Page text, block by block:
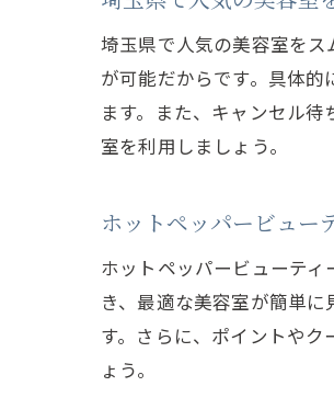
埼玉県で人気の美容室を
が可能だからです。具体
ます。また、キャンセル
室を利用しましょう。
ホットペッパービュー
ホットペッパービューテ
き、最適な美容室が簡単
す。さらに、ポイントや
ょう。